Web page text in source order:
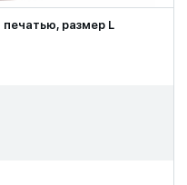
печатью, размер L